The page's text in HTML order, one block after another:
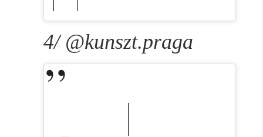
4/ @kunszt.praga